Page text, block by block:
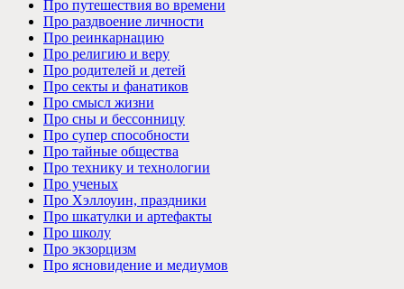
Про путешествия во времени
Про раздвоение личности
Про реинкарнацию
Про религию и веру
Про родителей и детей
Про секты и фанатиков
Про смысл жизни
Про сны и бессонницу
Про супер способности
Про тайные общества
Про технику и технологии
Про ученых
Про Хэллоуин, праздники
Про шкатулки и артефакты
Про школу
Про экзорцизм
Про ясновидение и медиумов